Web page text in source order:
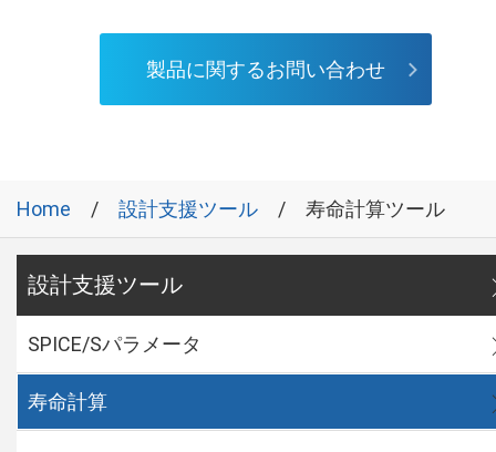
製品に関するお問い合わせ
Home 設計支援ツール 寿命計算ツール
設計支援ツール
SPICE/Sパラメータ
寿命計算